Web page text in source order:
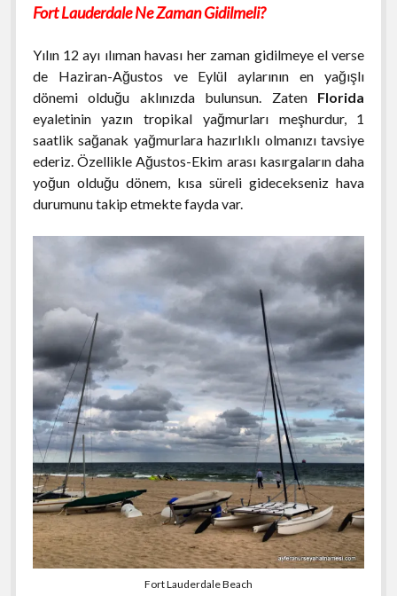
Fort Lauderdale Ne Zaman Gidilmeli?
Yılın 12 ayı ılıman havası her zaman gidilmeye el verse
de Haziran-Ağustos ve Eylül aylarının en yağışlı
dönemi olduğu aklınızda bulunsun. Zaten Florida
eyaletinin yazın tropikal yağmurları meşhurdur, 1
saatlik sağanak yağmurlara hazırlıklı olmanızı tavsiye
ederiz. Özellikle Ağustos-Ekim arası kasırgaların daha
yoğun olduğu dönem, kısa süreli gidecekseniz hava
durumunu takip etmekte fayda var.
Fort Lauderdale Beach